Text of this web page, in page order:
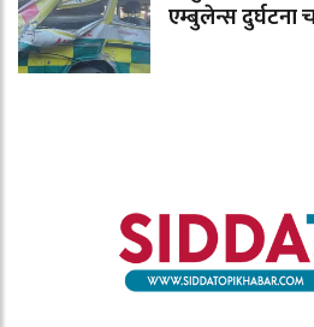
एम्बुलेन्स दुर्घटना